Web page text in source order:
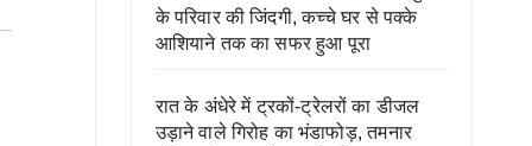
के परिवार की जिंदगी, कच्चे घर से पक्के
आशियाने तक का सफर हुआ पूरा
रात के अंधेरे में ट्रकों-ट्रेलरों का डीजल
उड़ाने वाले गिरोह का भंडाफोड़, तमनार